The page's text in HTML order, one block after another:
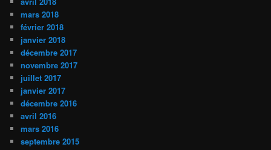
mars 2018
février 2018
janvier 2018
décembre 2017
novembre 2017
juillet 2017
janvier 2017
décembre 2016
avril 2016
mars 2016
septembre 2015